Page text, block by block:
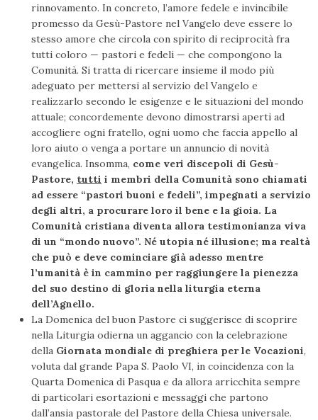
rinnovamento. In concreto, l’amore fedele e invincibile
promesso da Gesù-Pastore nel Vangelo deve essere lo
stesso amore che circola con spirito di reciprocità fra
tutti coloro — pastori e fedeli — che compongono la
Comunità. Si tratta di ricercare insieme il modo più
adeguato per mettersi al servizio del Vangelo e
realizzarlo secondo le esigenze e le situazioni del mondo
attuale; concordemente devono dimostrarsi aperti ad
accogliere ogni fratello, ogni uomo che faccia appello al
loro aiuto o venga a portare un annuncio di novità
evangelica. Insomma, come veri discepoli di Gesù-
Pastore, tutti i membri della Comunità sono chiamati
ad essere “pastori buoni e fedeli”, impegnati a servizio
degli altri, a procurare loro il bene e la gioia. La
Comunità cristiana diventa allora testimonianza viva
di un “mondo nuovo”. Né utopia né illusione; ma realtà
che può e deve cominciare già adesso mentre
l’umanità è in cammino per raggiungere la pienezza
del suo destino di gloria nella liturgia eterna
dell’Agnello.
La Domenica del buon Pastore ci suggerisce di scoprire
nella Liturgia odierna un aggancio con la celebrazione
della Giornata mondiale di preghiera per le Vocazioni,
voluta dal grande Papa S. Paolo VI, in coincidenza con la
Quarta Domenica di Pasqua e da allora arricchita sempre
di particolari esortazioni e messaggi che partono
dall’ansia pastorale del Pastore della Chiesa universale.